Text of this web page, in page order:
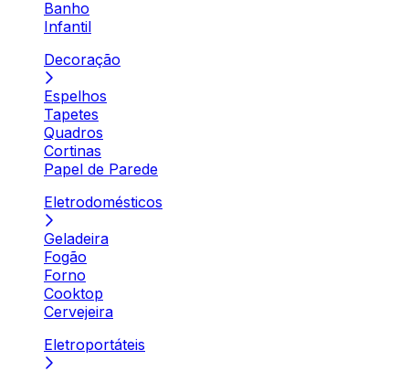
Banho
Infantil
Decoração
Espelhos
Tapetes
Quadros
Cortinas
Papel de Parede
Eletrodomésticos
Geladeira
Fogão
Forno
Cooktop
Cervejeira
Eletroportáteis